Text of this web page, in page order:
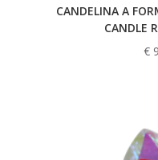
CANDELINA A
CANDLE
€